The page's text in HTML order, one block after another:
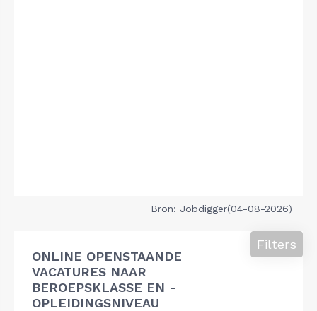
Bron: Jobdigger(04-08-2026)
ONLINE OPENSTAANDE
VACATURES NAAR
BEROEPSKLASSE EN -
OPLEIDINGSNIVEAU
Filters